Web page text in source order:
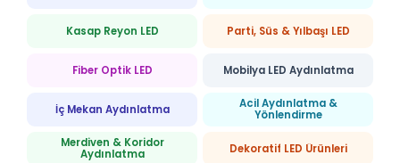
Kasap Reyon LED Parti, Süs & Yılbaşı LED
Fiber Optik LED Mobilya LED Aydınlatma
İç Mekan Aydınlatma
Acil Aydınlatma &
Yönlendirme
Merdiven & Koridor
Aydınlatma
Dekoratif LED Ürünleri